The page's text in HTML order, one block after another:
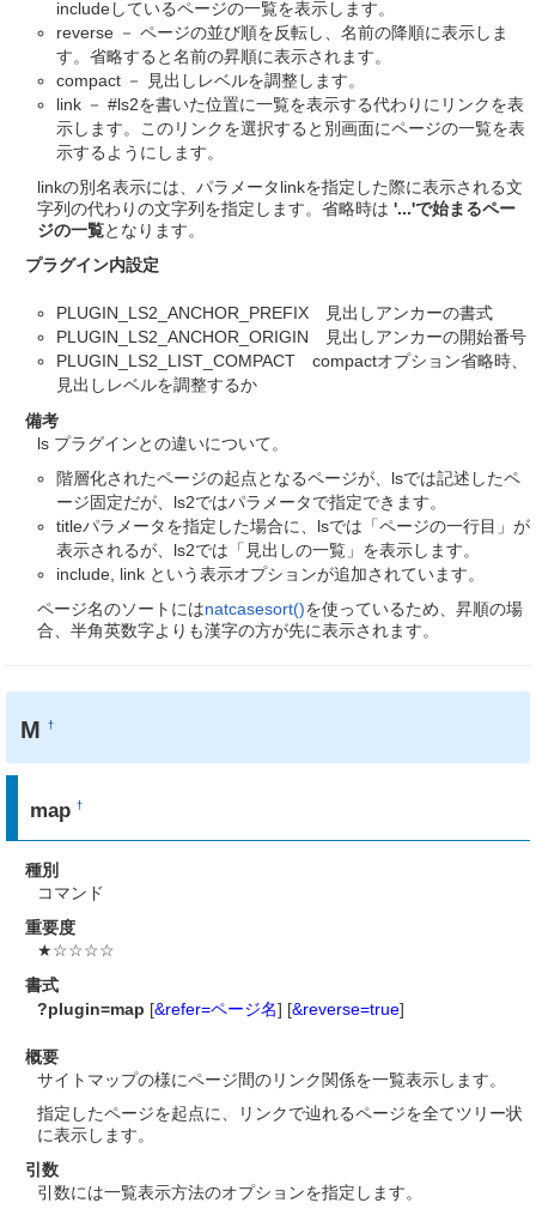
includeしているページの一覧を表示します。
reverse － ページの並び順を反転し、名前の降順に表示しま
す。省略すると名前の昇順に表示されます。
compact － 見出しレベルを調整します。
link － #ls2を書いた位置に一覧を表示する代わりにリンクを表
示します。このリンクを選択すると別画面にページの一覧を表
示するようにします。
linkの別名表示には、パラメータlinkを指定した際に表示される文
字列の代わりの文字列を指定します。省略時は '...'で始まるペー
ジの一覧となります。
プラグイン内設定
PLUGIN_LS2_ANCHOR_PREFIX 見出しアンカーの書式
PLUGIN_LS2_ANCHOR_ORIGIN 見出しアンカーの開始番号
PLUGIN_LS2_LIST_COMPACT compactオプション省略時、
見出しレベルを調整するか
備考
ls プラグインとの違いについて。
階層化されたページの起点となるページが、lsでは記述したペ
ージ固定だが、ls2ではパラメータで指定できます。
titleパラメータを指定した場合に、lsでは「ページの一行目」が
表示されるが、ls2では「見出しの一覧」を表示します。
include, link という表示オプションが追加されています。
ページ名のソートにはnatcasesort()を使っているため、昇順の場
合、半角英数字よりも漢字の方が先に表示されます。
M†
map†
種別
コマンド
重要度
★☆☆☆☆
書式
?plugin=map [&refer=ページ名] [&reverse=true]
概要
サイトマップの様にページ間のリンク関係を一覧表示します。
指定したページを起点に、リンクで辿れるページを全てツリー状
に表示します。
引数
引数には一覧表示方法のオプションを指定します。